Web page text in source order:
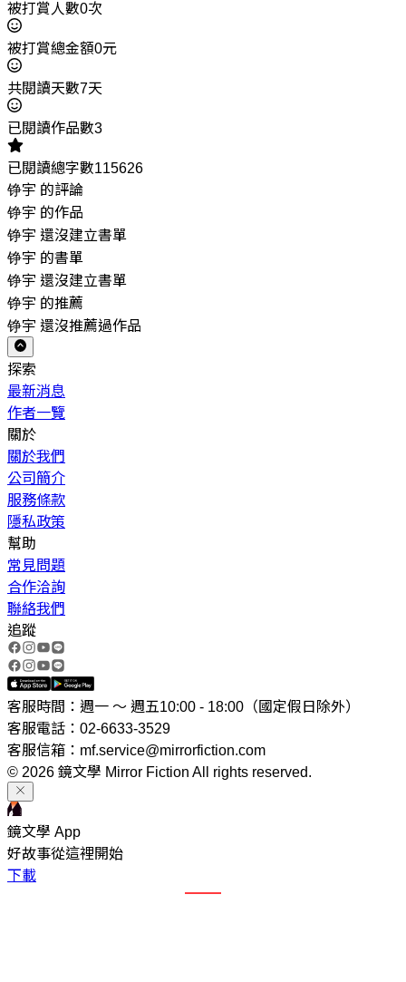
被打賞人數0次
被打賞總金額0元
共閱讀天數7天
已閱讀作品數3
已閱讀總字數115626
铮宇 的評論
铮宇 的作品
铮宇 還沒建立書單
铮宇 的書單
铮宇 還沒建立書單
铮宇 的推薦
铮宇 還沒推薦過作品
探索
最新消息
作者一覽
關於
關於我們
公司簡介
服務條款
隱私政策
幫助
常見問題
合作洽詢
聯絡我們
追蹤
客服時間：週一 ～ 週五10:00 - 18:00（國定假日除外）
客服電話：02-6633-3529
客服信箱：mf.service@mirrorfiction.com
© 2026 鏡文學 Mirror Fiction All rights reserved.
鏡文學 App
好故事從這裡開始
下載